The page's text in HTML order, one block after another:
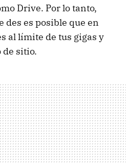
Drive. Por lo tanto,
des es posible que en
al límite de tus gigas y
de sitio.